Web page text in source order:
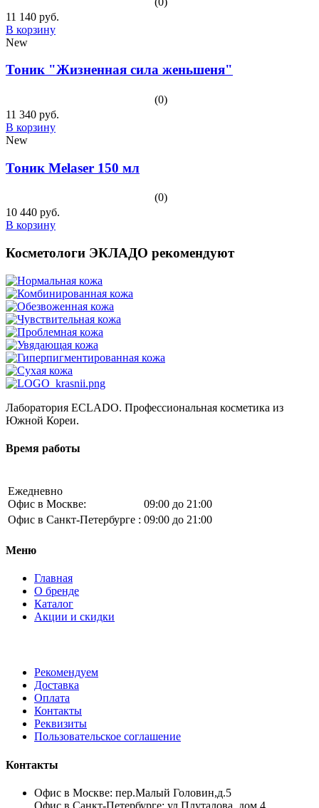
11 140 руб.
В корзину
New
Тоник "Жизненная сила женьшеня"
(0)
11 340 руб.
В корзину
New
Тоник Melaser 150 мл
(0)
10 440 руб.
В корзину
Косметологи ЭКЛАДО рекомендуют
Лаборатория ECLADO. Профессиональная косметика из
Южной Кореи.
Время работы
Ежедневно
Офис в Москве:
09:00 до 21:00
Офис в Санкт-Петербурге : 09:00 до 21:00
Меню
Главная
О бренде
Каталог
Акции и скидки
Рекомендуем
Доставка
Оплата
Контакты
Реквизиты
Пользовательское соглашение
Контакты
Офис в Москве: пер.Малый Головин,д.5
Офис в Санкт-Петербурге: ул.Плуталова, дом 4